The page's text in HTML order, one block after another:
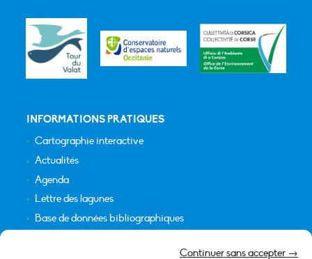
Continuer sans accepter →
INFORMATIONS PRATIQUES
Cartographie interactive
Actualités
Agenda
Lettre des lagunes
Base de données bibliographiques